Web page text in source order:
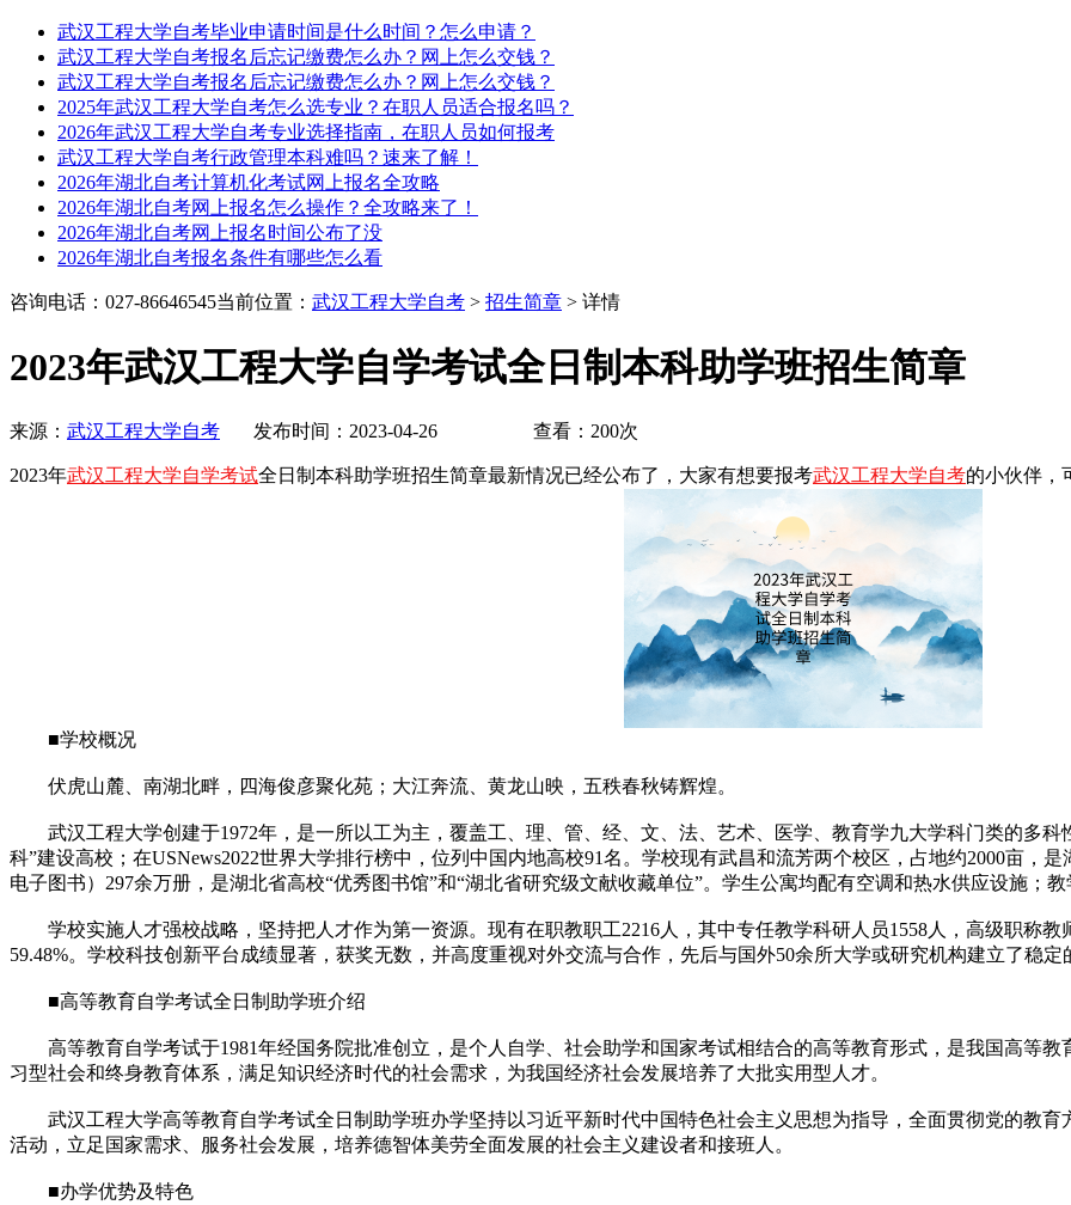
武汉工程大学自考毕业申请时间是什么时间？怎么申请？
武汉工程大学自考报名后忘记缴费怎么办？网上怎么交钱？
武汉工程大学自考报名后忘记缴费怎么办？网上怎么交钱？
2025年武汉工程大学自考怎么选专业？在职人员适合报名吗？
2026年武汉工程大学自考专业选择指南，在职人员如何报考
武汉工程大学自考行政管理本科难吗？速来了解！
2026年湖北自考计算机化考试网上报名全攻略
2026年湖北自考网上报名怎么操作？全攻略来了！
2026年湖北自考网上报名时间公布了没
2026年湖北自考报名条件有哪些怎么看
咨询电话：027-86646545当前位置： 武汉工程大学自考 > 招生简章 > 详情
2023年武汉工程大学自学考试全日制本科助学班招生简章
来源： 武汉工程大学自考 发布时间：2023-04-26 查看：200次
2023年武汉工程大学自学考试全日制本科助学班招生简章最新情况已经公布了，大家有想要报考武汉工程大学自考的小伙伴，
■学校概况
伏虎山麓、南湖北畔，四海俊彦聚化苑；大江奔流、黄龙山映，五秩春秋铸辉煌。
武汉工程大学创建于1972年，是一所以工为主，覆盖工、理、管、经、文、法、艺术、医学、教育学九大学科门类的多科
科”建设高校；在USNews2022世界大学排行榜中，位列中国内地高校91名。学校现有武昌和流芳两个校区，占地约2000亩，
电子图书）297余万册，是湖北省高校“优秀图书馆”和“湖北省研究级文献收藏单位”。学生公寓均配有空调和热水供应设施；教
学校实施人才强校战略，坚持把人才作为第一资源。现有在职教职工2216人，其中专任教学科研人员1558人，高级职称教
59.48%。学校科技创新平台成绩显著，获奖无数，并高度重视对外交流与合作，先后与国外50余所大学或研究机构建立了稳定
■高等教育自学考试全日制助学班介绍
高等教育自学考试于1981年经国务院批准创立，是个人自学、社会助学和国家考试相结合的高等教育形式，是我国高等教
习型社会和终身教育体系，满足知识经济时代的社会需求，为我国经济社会发展培养了大批实用型人才。
武汉工程大学高等教育自学考试全日制助学班办学坚持以习近平新时代中国特色社会主义思想为指导，全面贯彻党的教育
活动，立足国家需求、服务社会发展，培养德智体美劳全面发展的社会主义建设者和接班人。
■办学优势及特色